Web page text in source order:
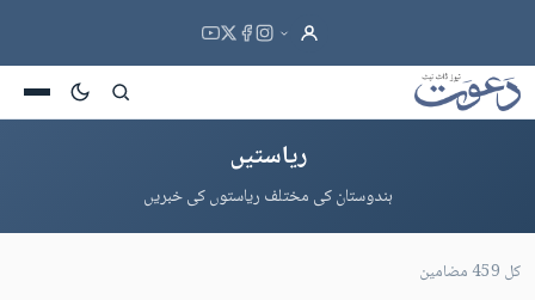
ریاستیں
ہندوستان کی مختلف ریاستوں کی خبریں
کل 459 مضامین